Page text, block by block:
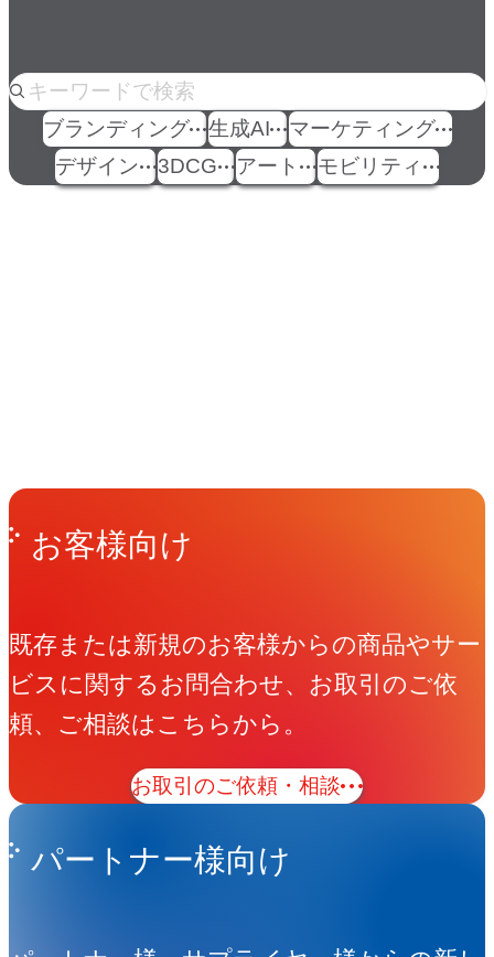
人気のkeyword
ブランディング 生成AI
マーケティング
デザイン
3DCG アート モビリティ
Get in Touchお問い合わせ
お客様向け
既存または新規のお客様からの商品やサー
ビスに関するお問合わせ、お取引のご依
頼、ご相談はこちらから。
お取引のご依頼・相談
パートナー様向け